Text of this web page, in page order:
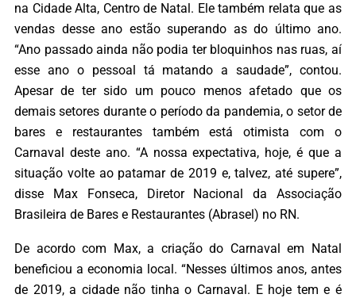
na Cidade Alta, Centro de Natal. Ele também relata que as
vendas desse ano estão superando as do último ano.
“Ano passado ainda não podia ter bloquinhos nas ruas, aí
esse ano o pessoal tá matando a saudade”, contou.
Apesar de ter sido um pouco menos afetado que os
demais setores durante o período da pandemia, o setor de
bares e restaurantes também está otimista com o
Carnaval deste ano. “A nossa expectativa, hoje, é que a
situação volte ao patamar de 2019 e, talvez, até supere”,
disse Max Fonseca, Diretor Nacional da Associação
Brasileira de Bares e Restaurantes (Abrasel) no RN.
De acordo com Max, a criação do Carnaval em Natal
beneficiou a economia local. “Nesses últimos anos, antes
de 2019, a cidade não tinha o Carnaval. E hoje tem e é